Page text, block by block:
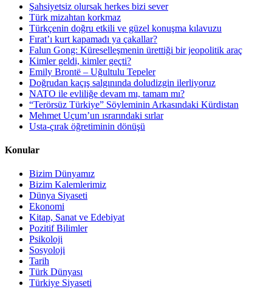
Şahsiyetsiz olursak herkes bizi sever
Türk mizahtan korkmaz
Türkçenin doğru etkili ve güzel konuşma kılavuzu
Fırat’ı kurt kapamadı ya çakallar?
Falun Gong: Küreselleşmenin ürettiği bir jeopolitik araç
Kimler geldi, kimler geçti?
Emily Brontë – Uğultulu Tepeler
Doğrudan kaçış salgınında doludizgin ilerliyoruz
NATO ile evliliğe devam mı, tamam mı?
“Terörsüz Türkiye” Söyleminin Arkasındaki Kürdistan
Mehmet Uçum’un ısrarındaki sırlar
Usta-çırak öğretiminin dönüşü
Konular
Bizim Dünyamız
Bizim Kalemlerimiz
Dünya Siyaseti
Ekonomi
Kitap, Sanat ve Edebiyat
Pozitif Bilimler
Psikoloji
Sosyoloji
Tarih
Türk Dünyası
Türkiye Siyaseti